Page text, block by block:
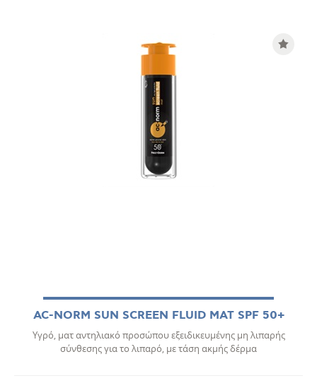
AC-NORM SUN SCREEN FLUID ΜΑΤ SPF 50+
Υγρό, ματ αντηλιακό προσώπου εξειδικευμένης μη λιπαρής
σύνθεσης για το λιπαρό, με τάση ακμής δέρμα